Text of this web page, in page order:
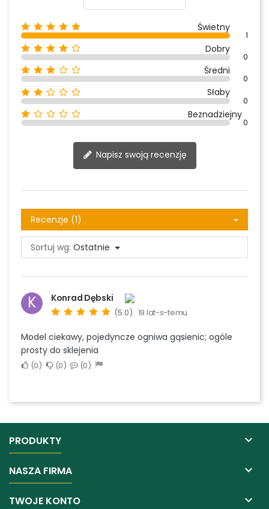
Świetny
1
Dobry
0
Średni
0
Słaby
0
Beznadziejny
0
Napisz swoją recenzję
Recenzje (1)
Sortuj wg: Ostatnie
K Konrad Dębski
(5.0) 19 lat-s-temu
Model ciekawy, pojedyncze ogniwa gąsienic; ogóle
prosty do sklejenia
0 0 0
PRODUKTY 
NASZA FIRMA 
TWOJE KONTO 